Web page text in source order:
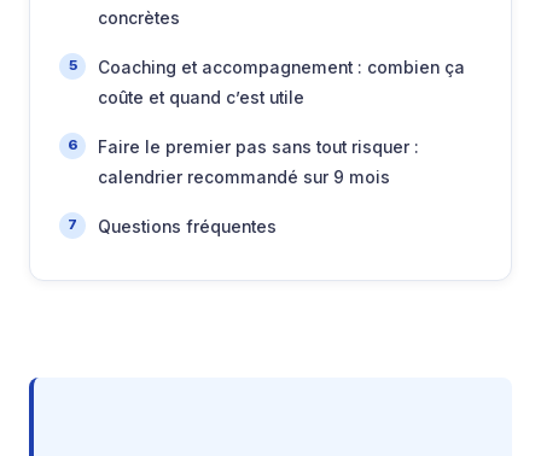
concrètes
Coaching et accompagnement : combien ça
coûte et quand c’est utile
Faire le premier pas sans tout risquer :
calendrier recommandé sur 9 mois
Questions fréquentes